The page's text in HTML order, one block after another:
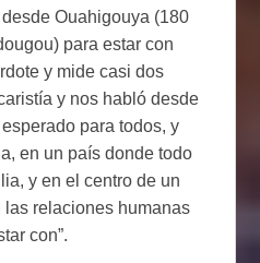
Ouahigouya (180
para estar con
y mide casi dos
y nos habló desde
para todos, y
en un país donde todo
y en el centro de un
relaciones humanas
con”.